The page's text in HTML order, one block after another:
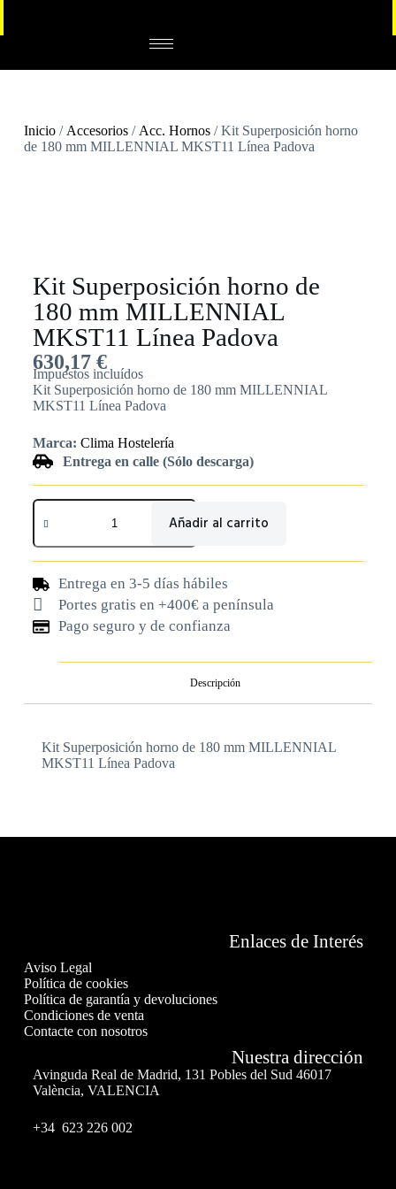
Inicio/ Accesorios/ Acc. Hornos/ Kit Superposición horno
de 180 mm MILLENNIAL MKST11 Línea Padova
Kit Superposición horno de
180 mm MILLENNIAL
MKST11 Línea Padova
630,17 €
Impuestos incluídos
Kit Superposición horno de 180 mm MILLENNIAL
MKST11 Línea Padova
Marca: Clima Hostelería
Entrega en calle (Sólo descarga)
Añadir al carrito
Entrega en 3-5 días hábiles
Portes gratis en +400€ a península
Pago seguro y de confianza
Descripción
Kit Superposición horno de 180 mm MILLENNIAL
MKST11 Línea Padova
Enlaces de Interés
Aviso Legal
Política de cookies
Política de garantía y devoluciones
Condiciones de venta
Contacte con nosotros
Nuestra dirección
Avinguda Real de Madrid, 131 Pobles del Sud 46017
València, VALENCIA
+34 623 226 002